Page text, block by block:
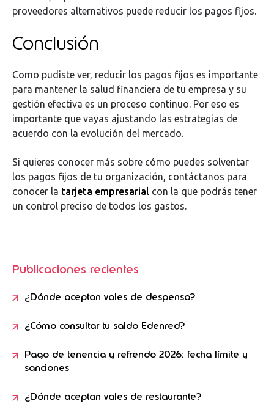
proveedores alternativos puede reducir los pagos fijos.
Conclusión
Como pudiste ver, reducir los pagos fijos es importante
para mantener la salud financiera de tu empresa y su
gestión efectiva es un proceso continuo. Por eso es
importante que vayas ajustando las estrategias de
acuerdo con la evolución del mercado.
Si quieres conocer más sobre cómo puedes solventar
los pagos fijos de tu organización, contáctanos para
conocer la tarjeta empresarial con la que podrás tener
un control preciso de todos los gastos.
Publicaciones recientes
¿Dónde aceptan vales de despensa?
¿Cómo consultar tu saldo Edenred?
Pago de tenencia y refrendo 2026: fecha límite y
sanciones
¿Dónde aceptan vales de restaurante?